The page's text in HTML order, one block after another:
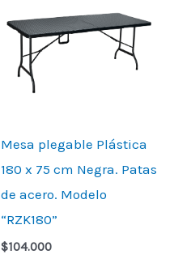
Mesa plegable Plástica
180 x 75 cm Negra. Patas
de acero. Modelo
“RZK180”
$104.000